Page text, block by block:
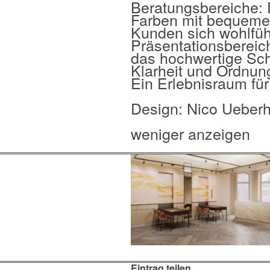
Farben mit
Kunden sich
das hochwertige
Klarheit und
Ein Erlebnisraum
Design: Nico
weniger anzeigen